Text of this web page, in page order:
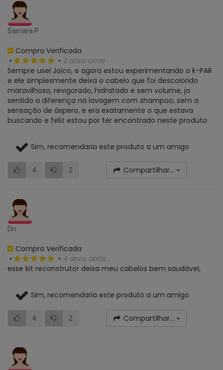
Samara P.
Compra Verificada
•
• 2 anos atrás
Sempre usei Joico, e agora estou experimentando o k-PAR
e ele simplesmente deixa o cabelo que foi descolorido
maravilhoso, revigorado, hidratado e sem volume, ja
sentido a diferença na lavagem com shampoo, sem a
sensação de áspero, e era exatamente o que estava
buscando e feliz estou por ter encontrado neste produto
Sim, recomendaria este produto a um amigo
4 2 Compartilhar...
Dri
Compra Verificada
•
• 4 anos atrás
esse kit reconstrutor deixa meu cabelos bem saudável,
Sim, recomendaria este produto a um amigo
4 2 Compartilhar...